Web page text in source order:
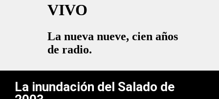
La inundación del Salado de